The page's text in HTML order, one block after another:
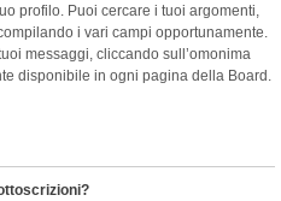
profilo. Puoi cercare i tuoi argomenti,
i vari campi opportunamente.
messaggi, cliccando sull’omonima
disponibile in ogni pagina della Board.